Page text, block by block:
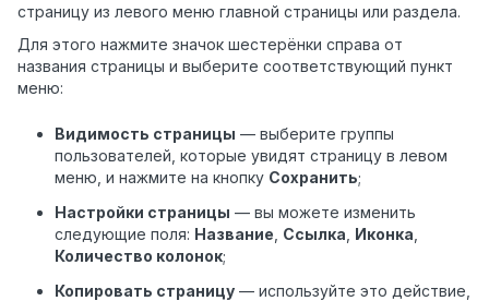
страницу из левого меню главной страницы или раздела.
Для этого нажмите значок шестерёнки справа от
названия страницы и выберите соответствующий пункт
меню:
Видимость страницы — выберите группы
пользователей, которые увидят страницу в левом
меню, и нажмите на кнопку Сохранить;
Настройки страницы — вы можете изменить
следующие поля: Название Ссылка Иконка
Количество колонок;
Копировать страницу — используйте это действие,